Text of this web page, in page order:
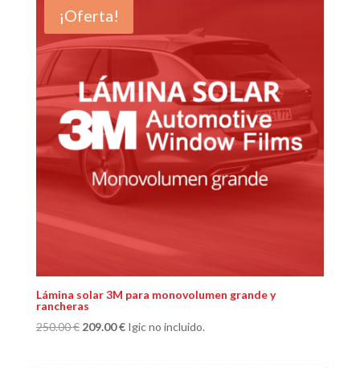
200.00 €.
¡Oferta!
Lámina solar 3M para monovolumen grande y
rancheras
250.00€ El
209.00€ElIgic no incluido.